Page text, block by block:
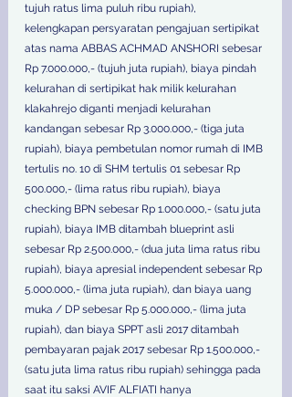
tujuh ratus lima puluh ribu rupiah),
kelengkapan persyaratan pengajuan sertipikat
atas nama ABBAS ACHMAD ANSHORI sebesar
Rp 7.000.000,- (tujuh juta rupiah), biaya pindah
kelurahan di sertipikat hak milik kelurahan
klakahrejo diganti menjadi kelurahan
kandangan sebesar Rp 3.000.000,- (tiga juta
rupiah), biaya pembetulan nomor rumah di IMB
tertulis no. 10 di SHM tertulis 01 sebesar Rp
500.000,- (lima ratus ribu rupiah), biaya
checking BPN sebesar Rp 1.000.000,- (satu juta
rupiah), biaya IMB ditambah blueprint asli
sebesar Rp 2.500.000,- (dua juta lima ratus ribu
rupiah), biaya apresial independent sebesar Rp
5.000.000,- (lima juta rupiah), dan biaya uang
muka / DP sebesar Rp 5.000.000,- (lima juta
rupiah), dan biaya SPPT asli 2017 ditambah
pembayaran pajak 2017 sebesar Rp 1.500.000,-
(satu juta lima ratus ribu rupiah) sehingga pada
saat itu saksi AVIF ALFIATI hanya